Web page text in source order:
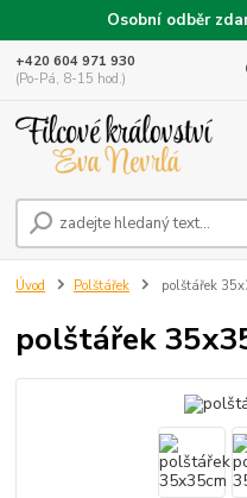
Osobní odběr
+420 604 971 930
(Po-Pá, 8-15 hod.)
Úvod Polštářek polštářek
polštářek